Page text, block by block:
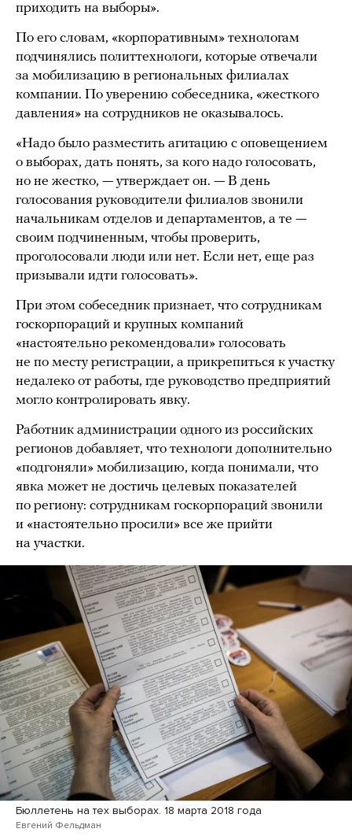
приходить на выборы».
По его словам, «корпоративным» технологам
подчинялись политтехнологи, которые отвечали
за мобилизацию в региональных филиалах
компании. По уверению собеседника, «жесткого
давления» на сотрудников не оказывалось.
«Надо было разместить агитацию с оповещением
о выборах, дать понять, за кого надо голосовать,
но не жестко, — утверждает он. — В день
голосования руководители филиалов звонили
начальникам отделов и департаментов, а те —
своим подчиненным, чтобы проверить,
проголосовали люди или нет. Если нет, еще раз
призывали идти голосовать».
При этом собеседник признает, что сотрудникам
госкорпораций и крупных компаний
«настоятельно рекомендовали» голосовать
не по месту регистрации, а прикрепиться к участку
недалеко от работы, где руководство предприятий
могло контролировать явку.
Работник администрации одного из российских
регионов добавляет, что технологи дополнительно
«подгоняли» мобилизацию, когда понимали, что
явка может не достичь целевых показателей
по региону: сотрудникам госкорпораций звонили
и «настоятельно просили» все же прийти
на участки.
Бюллетень на тех выборах. 18 марта 2018 года
Евгений Фельдман